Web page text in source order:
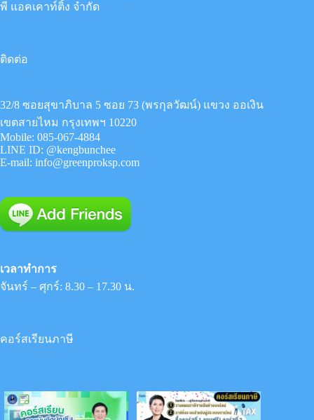
พี แอคเคาท์ติ้ง จำกัด
ติดต่อ
32/8 ซอยสุขาภิบาล 5 ซอย 73 (พรกุลวัฒน์) แขวง ออเงิน
เขตสายไหม กรุงเทพฯ 10220
Mobile: 085-067-4884
LINE ID: @kengbunchee
E-mail: info@greenproksp.com
เวลาทำการ
จันทร์ – ศุกร์: 8.30 – 17.30 น.
คอร์สเรียนภาษี